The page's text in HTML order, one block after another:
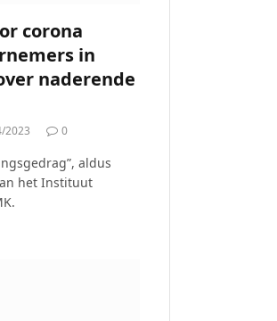
corona
in
naderende
2023 0
aldus
het Instituut